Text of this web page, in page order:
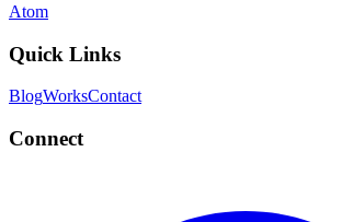
Atom
Quick Links
BlogWorksContact
Connect